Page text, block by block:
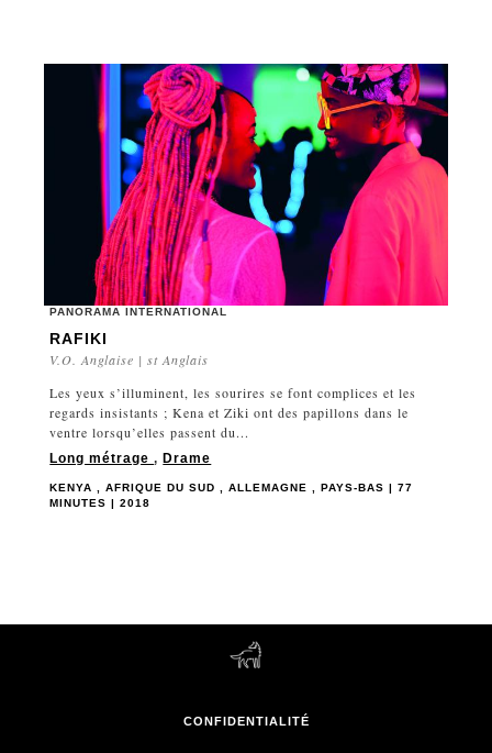
PANORAMA INTERNATIONAL
RAFIKI
V.O. Anglaise | st Anglais
Les yeux s’illuminent, les sourires se font complices et les
regards insistants ; Kena et Ziki ont des papillons dans le
ventre lorsqu’elles passent du...
Long métrage,Drame
KENYA , AFRIQUE DU SUD , ALLEMAGNE , PAYS-BAS | 77
MINUTES | 2018
CONFIDENTIALITÉ